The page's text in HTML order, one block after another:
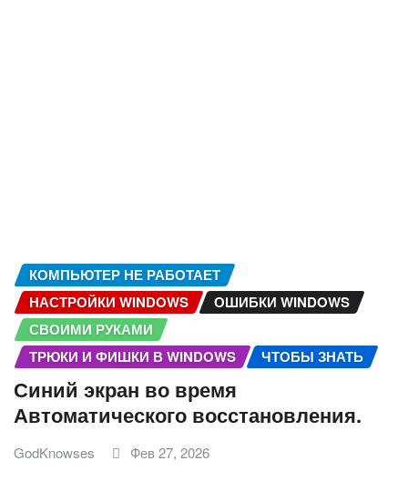
КОМПЬЮТЕР НЕ РАБОТАЕТ
НАСТРОЙКИ WINDOWS
ОШИБКИ WINDOWS
СВОИМИ РУКАМИ
ТРЮКИ И ФИШКИ В WINDOWS
ЧТОБЫ ЗНАТЬ
Синий экран во время
Автоматического восстановления.
GodKnowses Фев 27, 2026